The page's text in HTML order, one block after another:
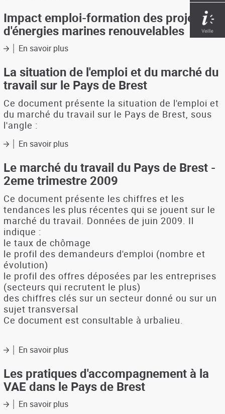
du
transport
aérien
territorial
emploi
et
du
-
pays
Brest
Impact emploi-formation des projets
d'énergies marines renouvelables
En savoir plussur
emploi-
formation
des
projets
d'énergies
marines
La situation de l'emploi et du marché du
travail sur le Pays de Brest
Ce document présente la situation de l'emploi et
du marché du travail sur le Pays de Brest, sous
l'angle :
En savoir plussur
situation
de
l'emploi
du
marché
du
sur
le
de
Brest
Le marché du travail du Pays de Brest -
2eme trimestre 2009
Ce document présente les chiffres et les
tendances les plus récentes qui se jouent sur le
marché du travail. Données de juin 2009. Il
indique :
le taux de chômage
le profil des demandeurs d'emploi (nombre et
évolution)
le profil des offres déposées par les entreprises
(secteurs qui recrutent le plus)
des chiffres clés sur un secteur donné ou sur un
sujet transversal
Ce document est consultable à urbalieu.
En savoir plussur
marché
du
travail
Pays
Les pratiques d'accompagnement à la
VAE dans le Pays de Brest
En savoir plussur